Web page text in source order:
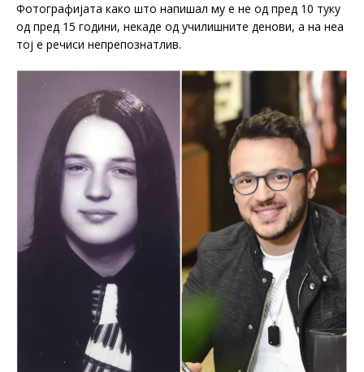
Фотографијата како што напишал му е не од пред 10 туку
од пред 15 години, некаде од училишните денови, а на неа
тој е речиси непрепознатлив.